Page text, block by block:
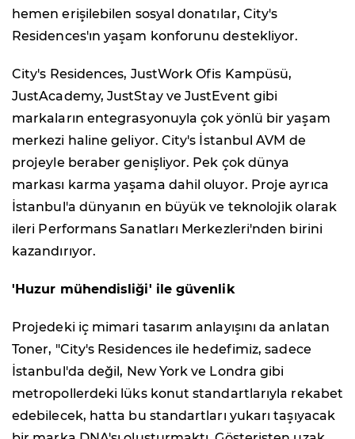
hemen erişilebilen sosyal donatılar, City's
Residences'ın yaşam konforunu destekliyor.
City's Residences, JustWork Ofis Kampüsü,
JustAcademy, JustStay ve JustEvent gibi
markaların entegrasyonuyla çok yönlü bir yaşam
merkezi haline geliyor. City's İstanbul AVM de
projeyle beraber genişliyor. Pek çok dünya
markası karma yaşama dahil oluyor. Proje ayrıca
İstanbul'a dünyanın en büyük ve teknolojik olarak
ileri Performans Sanatları Merkezleri'nden birini
kazandırıyor.
'Huzur mühendisliği' ile güvenlik
Projedeki iç mimari tasarım anlayışını da anlatan
Toner, "City's Residences ile hedefimiz, sadece
İstanbul'da değil, New York ve Londra gibi
metropollerdeki lüks konut standartlarıyla rekabet
edebilecek, hatta bu standartları yukarı taşıyacak